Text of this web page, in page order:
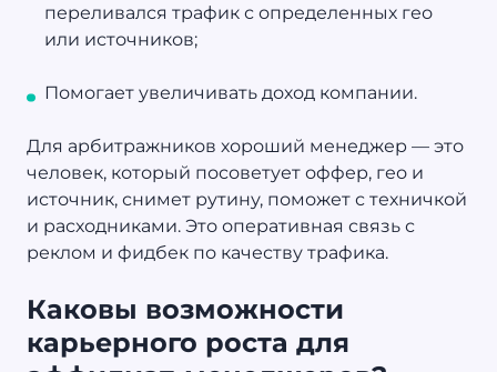
переливался трафик с определенных гео
или источников;
Помогает увеличивать доход компании.
Для арбитражников хороший менеджер — это
человек, который посоветует оффер, гео и
источник, снимет рутину, поможет с техничкой
и расходниками. Это оперативная связь с
реклом и фидбек по качеству трафика.
Каковы возможности
карьерного роста для